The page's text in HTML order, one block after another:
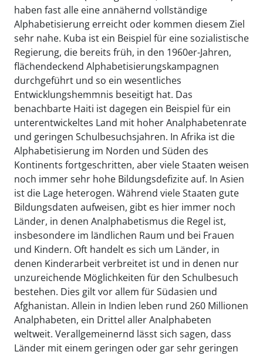
haben fast alle eine annähernd vollständige
Alphabetisierung erreicht oder kommen diesem Ziel
sehr nahe. Kuba ist ein Beispiel für eine sozialistische
Regierung, die bereits früh, in den 1960er-Jahren,
flächendeckend Alphabetisierungskampagnen
durchgeführt und so ein wesentliches
Entwicklungshemmnis beseitigt hat. Das
benachbarte Haiti ist dagegen ein Beispiel für ein
unterentwickeltes Land mit hoher Analphabetenrate
und geringen Schulbesuchsjahren. In Afrika ist die
Alphabetisierung im Norden und Süden des
Kontinents fortgeschritten, aber viele Staaten weisen
noch immer sehr hohe Bildungsdefizite auf. In Asien
ist die Lage heterogen. Während viele Staaten gute
Bildungsdaten aufweisen, gibt es hier immer noch
Länder, in denen Analphabetismus die Regel ist,
insbesondere im ländlichen Raum und bei Frauen
und Kindern. Oft handelt es sich um Länder, in
denen Kinderarbeit verbreitet ist und in denen nur
unzureichende Möglichkeiten für den Schulbesuch
bestehen. Dies gilt vor allem für Südasien und
Afghanistan. Allein in Indien leben rund 260 Millionen
Analphabeten, ein Drittel aller Analphabeten
weltweit. Verallgemeinernd lässt sich sagen, dass
Länder mit einem geringen oder gar sehr geringen